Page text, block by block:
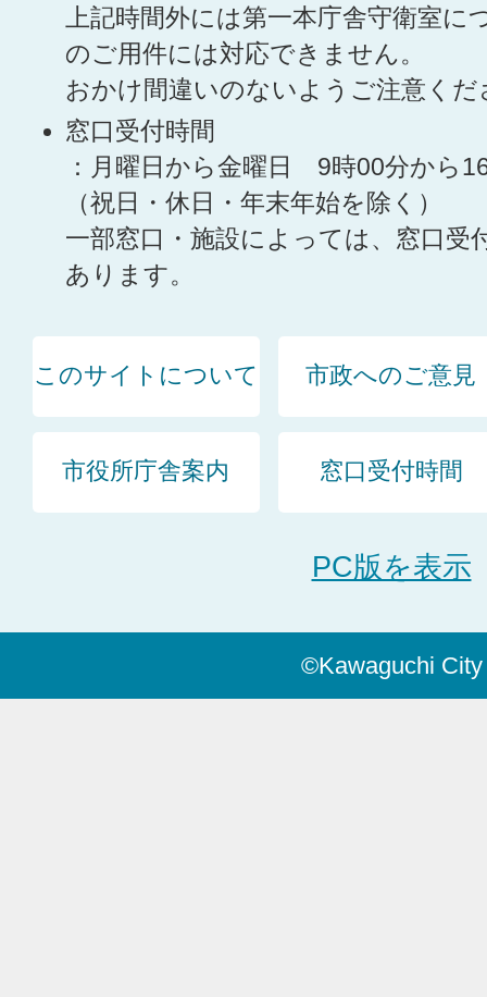
上記時間外には第一本庁舎守衛室に
のご用件には対応できません。
おかけ間違いのないようご注意くだ
窓口受付時間
：月曜日から金曜日 9時00分から
（祝日・休日・年末年始を除く）
一部窓口・施設によっては、窓口受
あります。
このサイトについて 市政へのご意見
市役所庁舎案内 窓口受付時間
PC版を表示
©Kawaguchi City